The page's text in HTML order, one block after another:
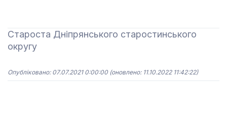
Староста Дніпрянського старостинського
округу
Опубліковано: 07.07.2021 0:00:00 (оновлено: 11.10.2022 11:42:22)